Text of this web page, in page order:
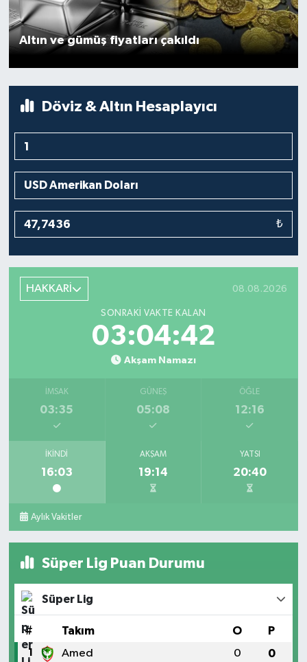
Altın ve gümüş fiyatları çakıldı
Döviz & Altın Hesaplayıcı
₺
HAKKARİ 08.08.2026
SONRAKI VAKTE KALAN
03:04:42
Akşam Namazı
İMSAK
03:35
GÜNEŞ
05:08
ÖĞLE
12:16
İKINDI
16:03
AKŞAM
19:14
YATSI
20:40
Aylık Vakitler
Süper Lig Puan Durumu
Süper Lig
# Takım O P
1 Amed 0 0
Son Dakika